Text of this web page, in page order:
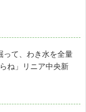
って、わき水を全量
ね」リニア中央新